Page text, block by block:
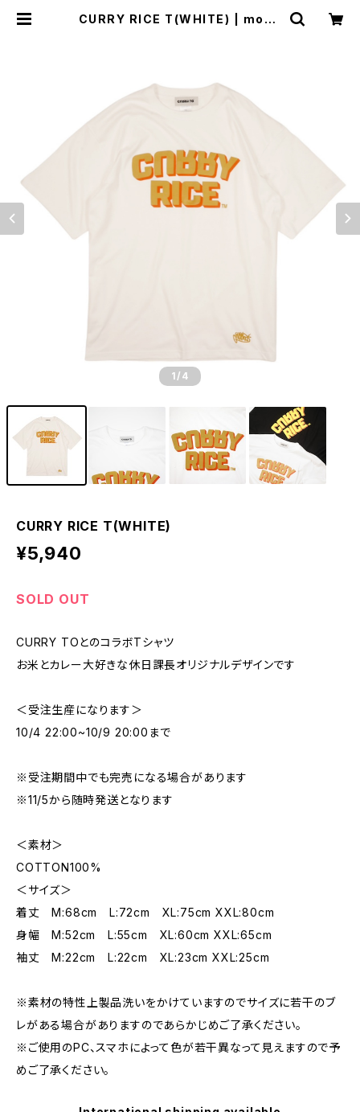
CURRY RICE T(WHITE) | mous
1 /4
CURRY RICE T(WHITE)
¥5,940
SOLD OUT
CURRY TOとのコラボTシャツ
お米とカレー大好きな休日課長オリジナルデザインです
＜受注生産になります＞
10/4 22:00~10/9 20:00まで
※受注期間中でも完売になる場合があります
※11/5から随時発送となります
＜素材＞
COTTON100%
＜サイズ＞
着丈 M:68cm L:72cm XL:75cm XXL:80cm
身幅 M:52cm L:55cm XL:60cm XXL:65cm
袖丈 M:22cm L:22cm XL:23cm XXL:25cm
※素材の特性上製品洗いをかけていますのでサイズに若干のブ
レがある場合がありますのであらかじめご了承ください。
※ご使用のPC、スマホによって色が若干異なって見えますので予
めご了承ください。